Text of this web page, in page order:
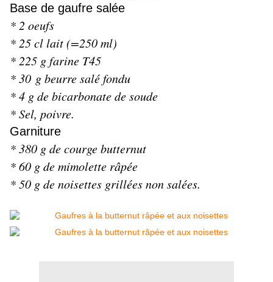
Base de gaufre salée
* 2 oeufs
* 25 cl lait (=250 ml)
* 225 g farine T45
* 30 g beurre salé fondu
* 4 g de bicarbonate de soude
* Sel, poivre.
Garniture
* 380 g de courge butternut
* 60 g de mimolette râpée
* 50 g de noisettes grillées non salées.